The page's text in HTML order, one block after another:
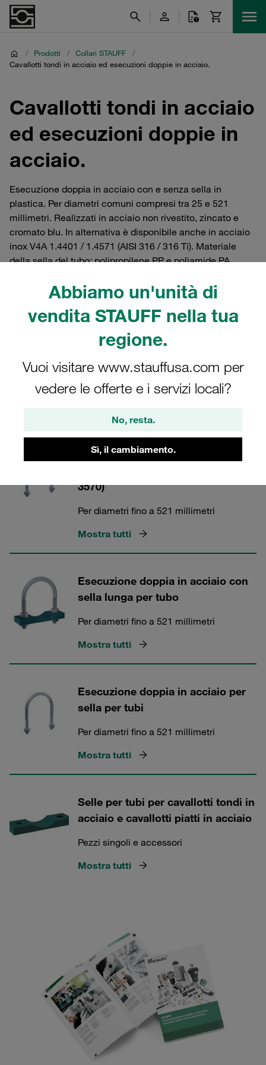
Abbiamo un'unità di
vendita STAUFF nella tua
regione.
Vuoi visitare www.stauffusa.com per
vedere le offerte e i servizi locali?
No, resta.
Sì, il cambiamento.
/ Prodotti / Collari STAUFF
/
Cavallotti tondi in acciaio ed esecuzioni doppie in acciaio.
Cavallotti tondi in acciaio
ed esecuzioni doppie in
acciaio.
Esecuzione doppia in acciaio con e senza sella in
plastica. Per diametri comuni compresi tra 25 e 521
millimetri. Realizzati in acciaio non rivestito, zincato e
cromato blu. In alternativa è disponibile anche in acciaio
inox V4A 1.4401 / 1.4571 (AISI 316 / 316 Ti). Materiale
della sella del tubo: polipropilene PP e poliamide PA.
staffe in acciaio. Il design a due filettature consente di
Esecuzione doppia in acciaio
3570)
Per diametri fino a 521 millimetri
Mostra tutti
Esecuzione doppia in acciaio con
sella lunga per tubo
Per diametri fino a 521 millimetri
Mostra tutti
Esecuzione doppia in acciaio per
sella per tubi
Per diametri fino a 521 millimetri
Mostra tutti
Selle per tubi per cavallotti tondi in
acciaio e cavallotti piatti in acciaio
Pezzi singoli e accessori
Mostra tutti